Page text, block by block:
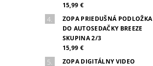
15,99 €
ZOPA PRIEDUŠNÁ PODLOŽKA
DO AUTOSEDAČKY BREEZE
SKUPINA 2/3
15,99 €
ZOPA DIGITÁLNY VIDEO